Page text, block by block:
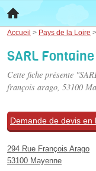
Accueil > Pays de la Loire >
SARL Fontaine
Cette fiche présente
françois arago, 53100
Demande de devis en
294 Rue François Arago
53100 Mayenne